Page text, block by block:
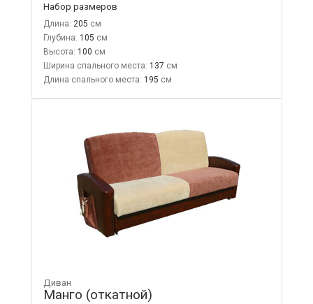
Набор размеров
Длина: 205
Глубина: 105
Высота: 100
Ширина спального места: 137
Длина спального места: 195
Диван
Манго (откатной)